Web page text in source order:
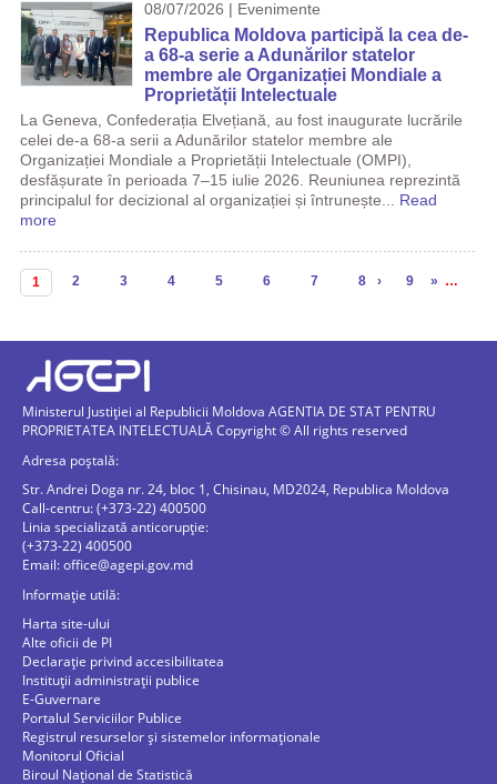
08/07/2026 | Evenimente
Republica Moldova participă la cea de-
a 68-a serie a Adunărilor statelor
membre ale Organizației Mondiale a
Proprietății Intelectuale
La Geneva, Confederația Elvețiană, au fost inaugurate lucrările
celei de-a 68-a serii a Adunărilor statelor membre ale
Organizației Mondiale a Proprietății Intelectuale (OMPI),
desfășurate în perioada 7–15 iulie 2026. Reuniunea reprezintă
principalul for decizional al organizației și întrunește... Read
more
Pagini
1 2 3 4 5 6 7 8 9 …
› »
Ministerul Justiției al Republicii Moldova AGENTIA DE STAT PENTRU
PROPRIETATEA INTELECTUALĂ Copyright © All rights reserved
Adresa poștală:
Str. Andrei Doga nr. 24, bloc 1, Chisinau, MD2024, Republica Moldova
Call-centru: (+373-22) 400500
Linia specializată anticorupție:
(+373-22) 400500
Email:office@agepi.gov.md
Informație utilă:
Harta site-ului
Alte oficii de PI
Declarație privind accesibilitatea
Instituții administrații publice
E-Guvernare
Portalul Serviciilor Publice
Registrul resurselor și sistemelor informaționale
Monitorul Oficial
Biroul Naţional de Statistică